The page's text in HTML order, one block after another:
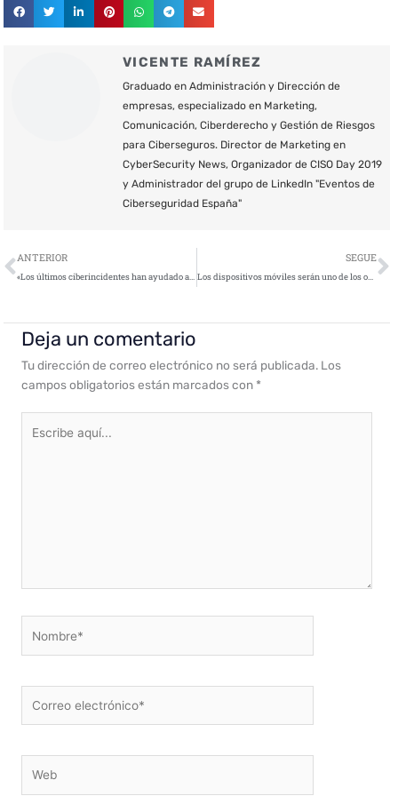
VICENTE RAMÍREZ
Graduado en Administración y Dirección de
empresas, especializado en Marketing,
Comunicación, Ciberderecho y Gestión de Riesgos
para Ciberseguros. Director de Marketing en
CyberSecurity News, Organizador de CISO Day 2019
y Administrador del grupo de LinkedIn "Eventos de
Ciberseguridad España"
Ant
ANTERIOR
«Los últimos ciberincidentes han ayudado a que la dirección de las compañías tomen consciencia de la importancia de la seguridad»
SEGUE
Los dispositivos móviles serán uno de los objetivos principales de las ciberamenazas en 2019
Deja un comentario
Tu dirección de correo electrónico no será publicada. Los
campos obligatorios están marcados con *
aquí...
electrónico*